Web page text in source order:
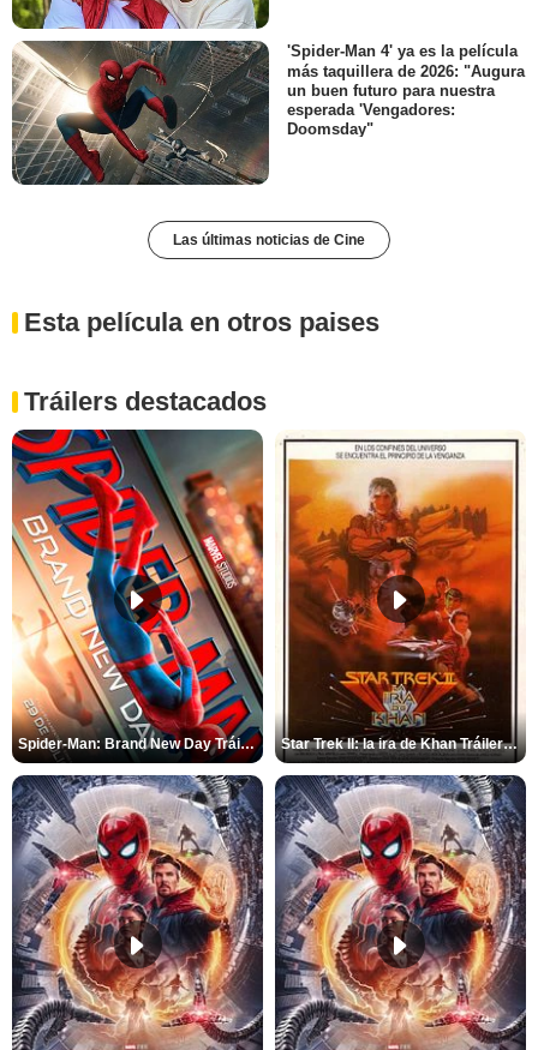
'Spider-Man 4' ya es la película
más taquillera de 2026: "Augura
un buen futuro para nuestra
esperada 'Vengadores:
Doomsday"
Las últimas noticias de Cine
Esta película en otros paises
Tráilers destacados
Spider-Man: Brand New Day Tráiler (3) Star Trek II: la ira de Khan Tráiler VO